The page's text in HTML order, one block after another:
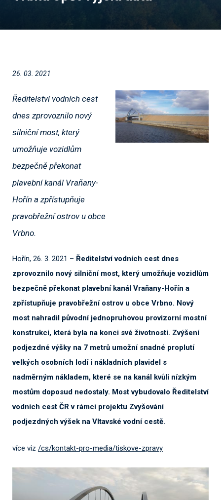
26. 03. 2021
Ředitelství vodních cest
dnes zprovoznilo nový
silniční most, který
umožňuje vozidlům
bezpečně překonat
plavební kanál Vraňany-
Hořín a zpřístupňuje
pravobřežní ostrov u obce
Vrbno.
Hořín, 26. 3. 2021 – Ředitelství vodních cest dnes
zprovoznilo nový silniční most, který umožňuje vozidlům
bezpečně překonat plavební kanál Vraňany-Hořín a
zpřístupňuje pravobřežní ostrov u obce Vrbno. Nový
most nahradil původní jednopruhovou provizorní mostní
konstrukci, která byla na konci své životnosti. Zvýšení
podjezdné výšky na 7 metrů umožní snadné proplutí
velkých osobních lodí i nákladních plavidel s
nadměrným nákladem, které se na kanál kvůli nízkým
mostům doposud nedostaly. Most vybudovalo Ředitelství
vodních cest ČR v rámci projektu Zvyšování
podjezdných výšek na Vltavské vodní cestě.
více viz /cs/kontakt-pro-media/tiskove-zpravy